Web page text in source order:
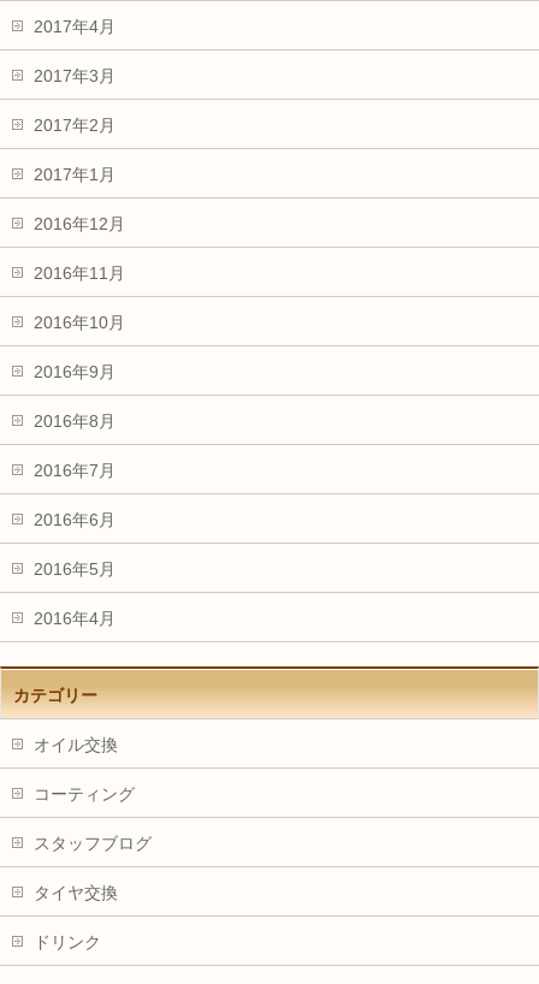
2017年4月
2017年3月
2017年2月
2017年1月
2016年12月
2016年11月
2016年10月
2016年9月
2016年8月
2016年7月
2016年6月
2016年5月
2016年4月
カテゴリー
オイル交換
コーティング
スタッフブログ
タイヤ交換
ドリンク